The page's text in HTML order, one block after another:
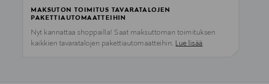
MAKSUTON TOIMITUS TAVARATALOJEN
PAKETTIAUTOMAATTEIHIN
Nyt kannattaa shoppailla! Saat maksuttoman toimituksen
kaikkien tavaratalojen pakettiautomaatteihin. Lue lisää